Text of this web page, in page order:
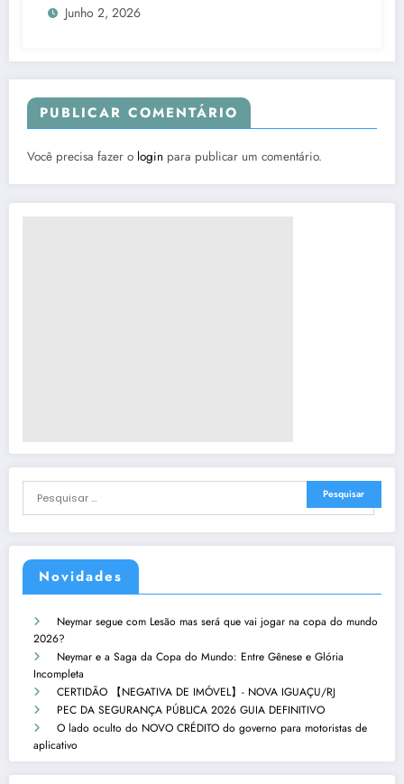
Novidades
Neymar segue com Lesão mas será que vai jogar na copa do mundo
2026?
Neymar e a Saga da Copa do Mundo: Entre Gênese e Glória
Incompleta
CERTIDÃO 【NEGATIVA DE IMÓVEL】- NOVA IGUAÇU/RJ
PEC DA SEGURANÇA PÚBLICA 2026 GUIA DEFINITIVO
O lado oculto do NOVO CRÉDITO do governo para motoristas de
aplicativo
Junho 2, 2026
PUBLICAR COMENTÁRIO
Você precisa fazer o login para publicar um comentário.